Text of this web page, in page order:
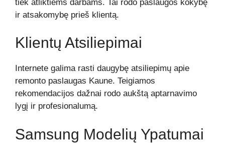
tiek atliktiems darbams. Tai rodo paslaugos kokybę
ir atsakomybę prieš klientą.
Klientų Atsiliepimai
Internete galima rasti daugybę atsiliepimų apie
remonto paslaugas Kaune. Teigiamos
rekomendacijos dažnai rodo aukštą aptarnavimo
lygį ir profesionalumą.
Samsung Modelių Ypatumai